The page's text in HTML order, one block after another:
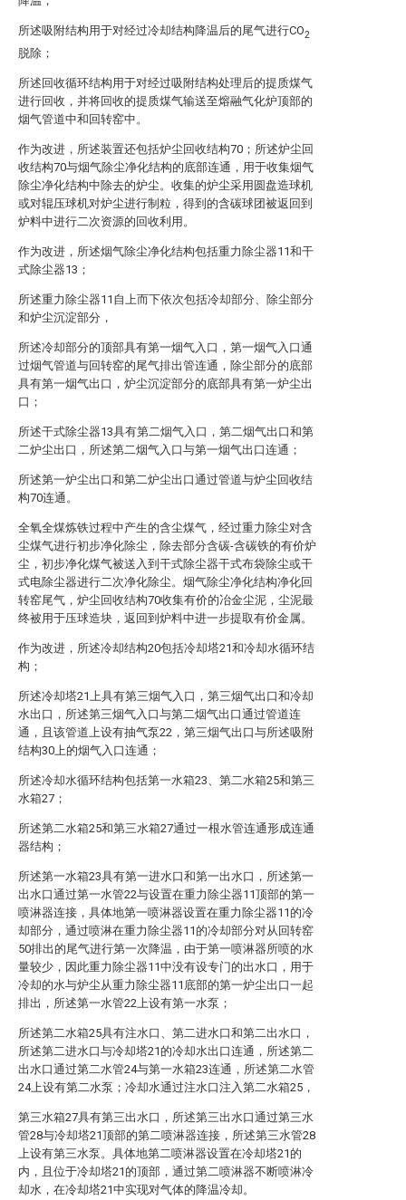
所述吸附结构用于对经过冷却结构降温后的尾气进行CO2
脱除；
所述回收循环结构用于对经过吸附结构处理后的提质煤气
进行回收，并将回收的提质煤气输送至熔融气化炉顶部的
烟气管道中和回转窑中。
作为改进，所述装置还包括炉尘回收结构70；所述炉尘回
收结构70与烟气除尘净化结构的底部连通，用于收集烟气
除尘净化结构中除去的炉尘。收集的炉尘采用圆盘造球机
或对辊压球机对炉尘进行制粒，得到的含碳球团被返回到
炉料中进行二次资源的回收利用。
作为改进，所述烟气除尘净化结构包括重力除尘器11和干
式除尘器13；
所述重力除尘器11自上而下依次包括冷却部分、除尘部分
和炉尘沉淀部分，
所述冷却部分的顶部具有第一烟气入口，第一烟气入口通
过烟气管道与回转窑的尾气排出管连通，除尘部分的底部
具有第一烟气出口，炉尘沉淀部分的底部具有第一炉尘出
口；
所述干式除尘器13具有第二烟气入口，第二烟气出口和第
二炉尘出口，所述第二烟气入口与第一烟气出口连通；
所述第一炉尘出口和第二炉尘出口通过管道与炉尘回收结
构70连通。
全氧全煤炼铁过程中产生的含尘煤气，经过重力除尘对含
尘煤气进行初步净化除尘，除去部分含碳-含碳铁的有价炉
尘，初步净化煤气被送入到干式除尘器干式布袋除尘或干
式电除尘器进行二次净化除尘。烟气除尘净化结构净化回
转窑尾气，炉尘回收结构70收集有价的冶金尘泥，尘泥最
终被用于压球造块，返回到炉料中进一步提取有价金属。
作为改进，所述冷却结构20包括冷却塔21和冷却水循环结
构；
所述冷却塔21上具有第三烟气入口，第三烟气出口和冷却
水出口，所述第三烟气入口与第二烟气出口通过管道连
通，且该管道上设有抽气泵22，第三烟气出口与所述吸附
结构30上的烟气入口连通；
所述冷却水循环结构包括第一水箱23、第二水箱25和第三
水箱27；
所述第二水箱25和第三水箱27通过一根水管连通形成连通
器结构；
所述第一水箱23具有第一进水口和第一出水口，所述第一
出水口通过第一水管22与设置在重力除尘器11顶部的第一
喷淋器连接，具体地第一喷淋器设置在重力除尘器11的冷
却部分，通过喷淋在重力除尘器11的冷却部分对从回转窑
50排出的尾气进行第一次降温，由于第一喷淋器所喷的水
量较少，因此重力除尘器11中没有设专门的出水口，用于
冷却的水与炉尘从重力除尘器11底部的第一炉尘出口一起
排出，所述第一水管22上设有第一水泵；
所述第二水箱25具有注水口、第二进水口和第二出水口，
所述第二进水口与冷却塔21的冷却水出口连通，所述第二
出水口通过第二水管24与第一水箱23连通，所述第二水管
24上设有第二水泵；冷却水通过注水口注入第二水箱25，
第三水箱27具有第三出水口，所述第三出水口通过第三水
管28与冷却塔21顶部的第二喷淋器连接，所述第三水管28
上设有第三水泵。具体地第二喷淋器设置在冷却塔21的
内，且位于冷却塔21的顶部，通过第二喷淋器不断喷淋冷
却水，在冷却塔21中实现对气体的降温冷却。